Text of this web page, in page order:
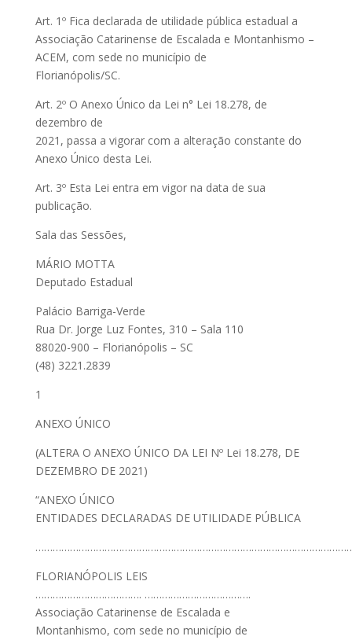
Art. 1º Fica declarada de utilidade pública estadual a
Associação Catarinense de Escalada e Montanhismo –
ACEM, com sede no município de
Florianópolis/SC.
Art. 2º O Anexo Único da Lei n° Lei 18.278, de
dezembro de
2021, passa a vigorar com a alteração constante do
Anexo Único desta Lei.
Art. 3º Esta Lei entra em vigor na data de sua
publicação.
Sala das Sessões,
MÁRIO MOTTA
Deputado Estadual
Palácio Barriga-Verde
Rua Dr. Jorge Luz Fontes, 310 – Sala 110
88020-900 – Florianópolis – SC
(48) 3221.2839
1
ANEXO ÚNICO
(ALTERA O ANEXO ÚNICO DA LEI Nº Lei 18.278, DE
DEZEMBRO DE 2021)
“ANEXO ÚNICO
ENTIDADES DECLARADAS DE UTILIDADE PÚBLICA
FLORIANÓPOLIS LEIS
………………………………. ……………………………….
Associação Catarinense de Escalada e
Montanhismo, com sede no município de